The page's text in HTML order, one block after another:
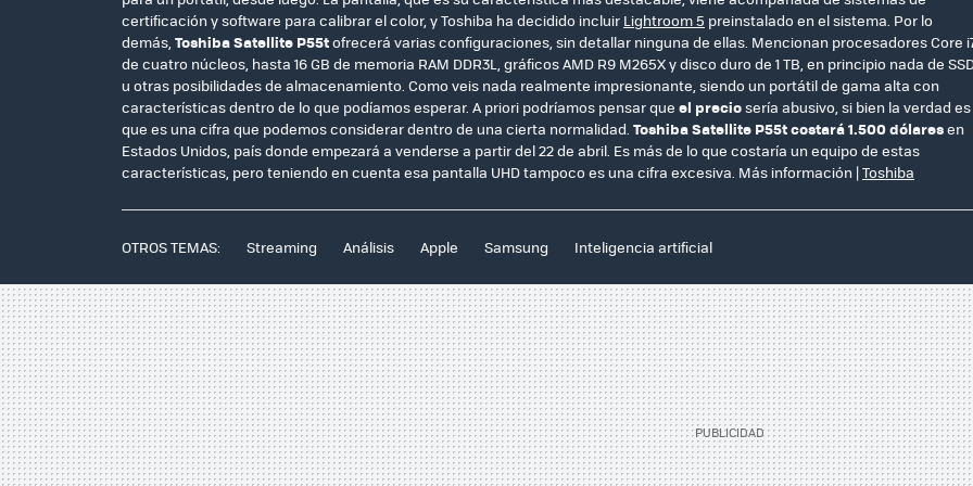
certificación y software para calibrar el color, y Toshiba ha decidido incluir Lightroom 5 preinstalado en el sistema. Por lo
demás,Toshiba Satellite P55tofrecerá varias configuraciones, sin detallar ninguna de ellas. Mencionan procesadores Core
de cuatro núcleos, hasta 16 GB de memoria RAM DDR3L, gráficos AMD R9 M265X y disco duro de 1 TB, en principio nada de
u otras posibilidades de almacenamiento. Como veis nada realmente impresionante, siendo un portátil de gama alta con
características dentro de lo que podíamos esperar. A priori podríamos pensar que el preciosería abusivo, si bien la verdad es
que es una cifra que podemos considerar dentro de una cierta normalidad. Toshiba Satellite P55t costará 1.500 dólaresen
Estados Unidos, país donde empezará a venderse a partir del 22 de abril. Es más de lo que costaría un equipo de estas
características, pero teniendo en cuenta esa pantalla UHD tampoco es una cifra excesiva. Más información |Toshiba
OTROS TEMAS: Streaming Análisis Apple Samsung Inteligencia artificial